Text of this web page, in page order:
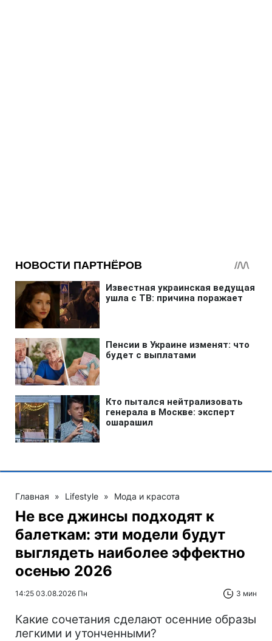
Главная » Lifestyle » Мода и красота
Не все джинсы подходят к
балеткам: эти модели будут
выглядеть наиболее эффектно
осенью 2026
14:25 03.08.2026 Пн 3 мин
Какие сочетания сделают осенние образы
легкими и утонченными?